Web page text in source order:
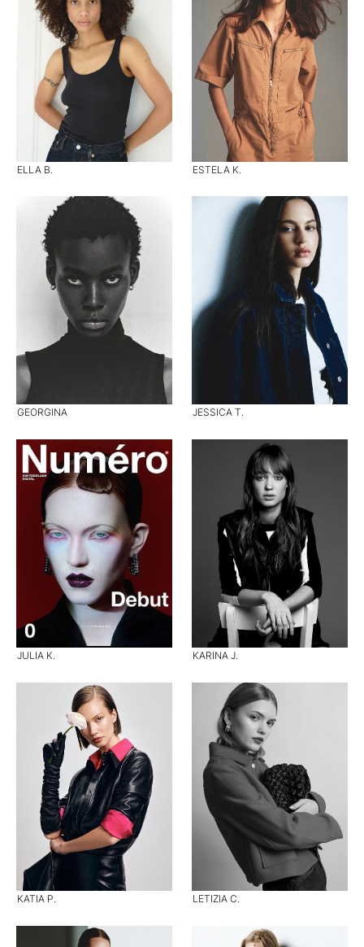
ELLA B. ESTELA K.
GEORGINA JESSICA T.
JULIA K. KARINA J.
KATIA P. LETIZIA C.